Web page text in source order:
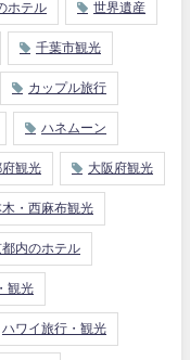
ホテル 世界遺産
千葉市観光
カップル旅行
ハネムーン
府観光 大阪府観光
木・西麻布観光
都内のホテル
観光
ハワイ旅行・観光